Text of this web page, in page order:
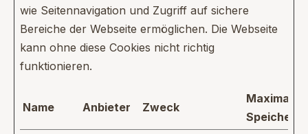
wie Seitennavigation und Zugriff auf sichere
Bereiche der Webseite ermöglichen. Die Webseite
kann ohne diese Cookies nicht richtig
funktionieren.
Name Anbieter Zweck
Maximale